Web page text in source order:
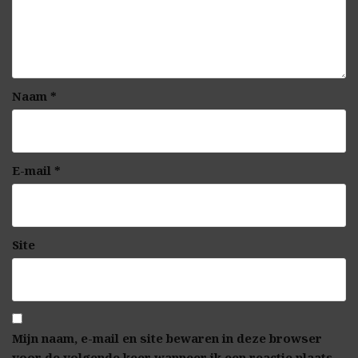
Naam *
E-mail *
Site
Mijn naam, e-mail en site bewaren in deze browser